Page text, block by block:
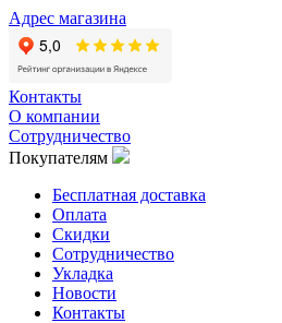
Адрес магазина
Контакты
О компании
Сотрудничество
Покупателям
Бесплатная доставка
Оплата
Скидки
Сотрудничество
Укладка
Новости
Контакты